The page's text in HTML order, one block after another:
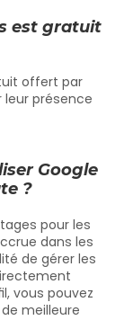
est gratuit
offert par
leur présence
Google
?
pour les
dans les
de gérer les
vous pouvez
meilleure